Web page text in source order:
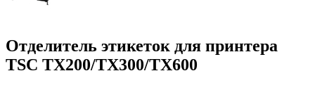
Отделитель этикеток для принтера
TSC TX200/TX300/TX600